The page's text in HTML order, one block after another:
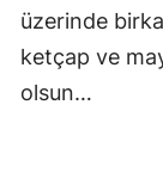
üzerinde
ketçap ve
olsun…